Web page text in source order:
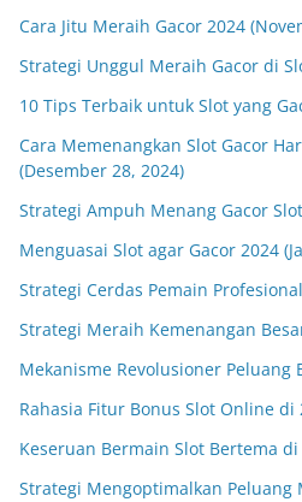
Cara Jitu Meraih Gacor 2024
Strategi Unggul Meraih Gacor di
10 Tips Terbaik untuk Slot yang
Cara Memenangkan Slot Gacor
(Desember 28, 2024)
Strategi Ampuh Menang Gacor
Menguasai Slot agar Gacor 2024
Strategi Cerdas Pemain
Strategi Meraih Kemenangan
Mekanisme Revolusioner Peluang
Rahasia Fitur Bonus Slot Online di
Keseruan Bermain Slot Bertema di
Strategi Mengoptimalkan Peluang